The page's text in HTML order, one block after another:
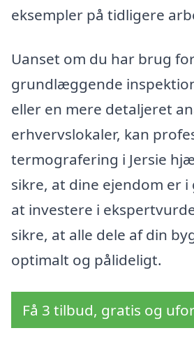
eksempler på tidligere
Uanset om du har brug
grundlæggende
eller en mere detaljeret
erhvervslokaler, kan
termografering i Jersie
sikre, at dine ejendom er i
at investere i
sikre, at alle dele af din
optimalt og pålideligt.
Få 3 tilbud, gratis og